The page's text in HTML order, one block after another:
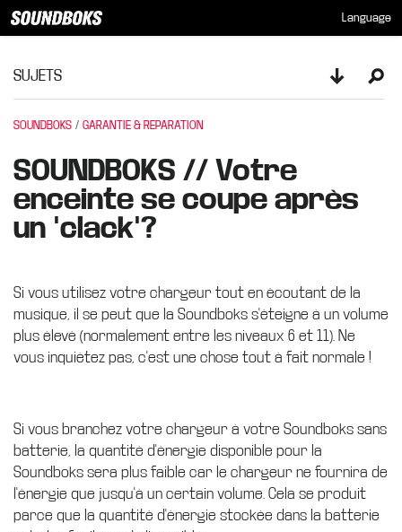
Language
SUJETS
Toggle
SOUNDBOKS GARANTIE & REPARATION
SOUNDBOKS // Votre
enceinte se coupe après
un "clack"?
Si vous utilisez votre chargeur tout en écoutant de la
musique, il se peut que la Soundboks s'éteigne à un volume
plus élevé (normalement entre les niveaux 6 et 11). Ne
vous inquiétez pas, c'est une chose tout à fait normale !
Si vous branchez votre chargeur à votre Soundboks sans
batterie, la quantité d'énergie disponible pour la
Soundboks sera plus faible car le chargeur ne fournira de
l'énergie que jusqu'à un certain volume. Cela se produit
parce que la quantité d'énergie stockée dans la batterie